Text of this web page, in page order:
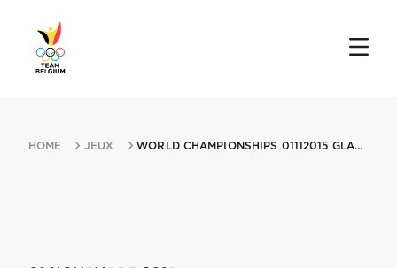
HOME JEUX WORLD CHAMPIONSHIPS 01112015 GLASGOW